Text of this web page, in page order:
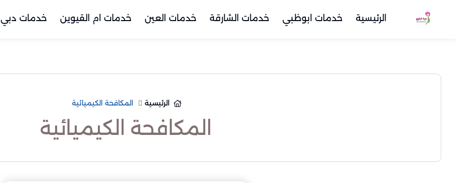
الرئيسية خدمات ابوظبي خدمات الشارقة خدمات العين خدمات ام القيوين خدمات دبي
الرئيسية المكافحة الكيميائية
المكافحة الكيميائية